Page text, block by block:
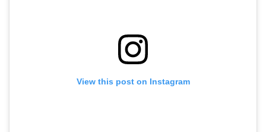
View this post on Instagram